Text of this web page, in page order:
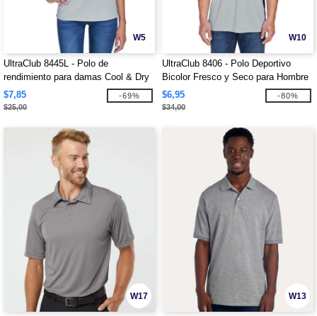
W5
UltraClub 8445L - Polo de
rendimiento para damas Cool & Dry
Stain-Release
$7,85
$25,00
-69%
W10
UltraClub 8406 - Polo Deportivo
Bicolor Fresco y Seco para Hombre
$6,95
$34,00
-80%
W17 W13